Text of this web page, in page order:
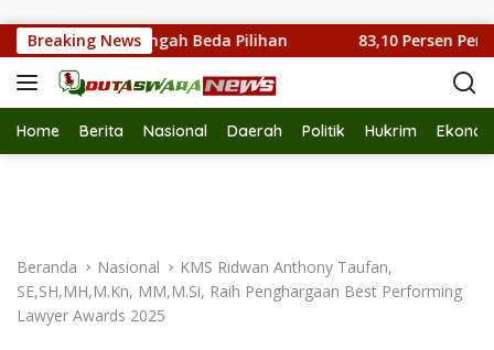
Breaking News
011 di Tengah Beda Pilihan 83,10 Persen
Home Berita Nasional Daerah Politik Hukrim
Beranda Nasional
KMS Ridwan Anthony Taufan,
SE,SH,MH,M.Kn, MM,M.Si, Raih Penghargaan Best Performing
Lawyer Awards 2025